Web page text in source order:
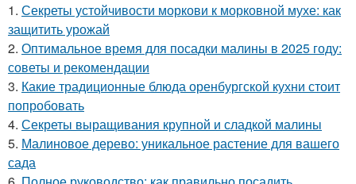
1. Секреты устойчивости моркови к морковной мухе: как
защитить урожай
2. Оптимальное время для посадки малины в 2025 году:
советы и рекомендации
3. Какие традиционные блюда оренбургской кухни стоит
попробовать
4. Секреты выращивания крупной и сладкой малины
5. Малиновое дерево: уникальное растение для вашего
сада